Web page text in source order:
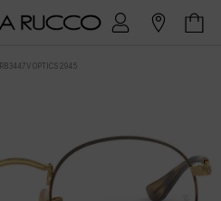
RB3447V OPTICS 2945